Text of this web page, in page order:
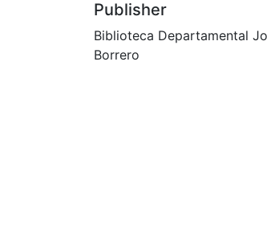
Publisher
Biblioteca Departamental
Borrero